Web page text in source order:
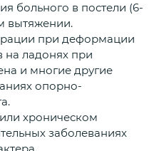
больного в постели (6-
вытяжении.
при деформации
на ладонях при
и многие другие
опорно-
хроническом
заболеваниях